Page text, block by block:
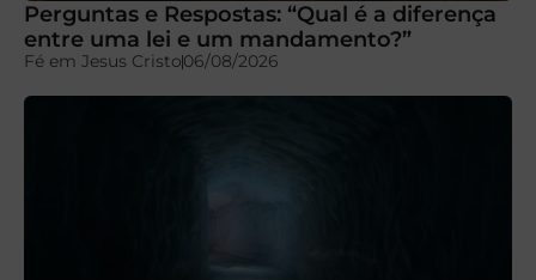
Perguntas e Respostas: “Qual é a diferença
entre uma lei e um mandamento?”
Fé em Jesus Cristo06/08/2026